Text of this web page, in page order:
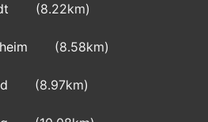
(8.22km)
(8.58km)
(8.97km)